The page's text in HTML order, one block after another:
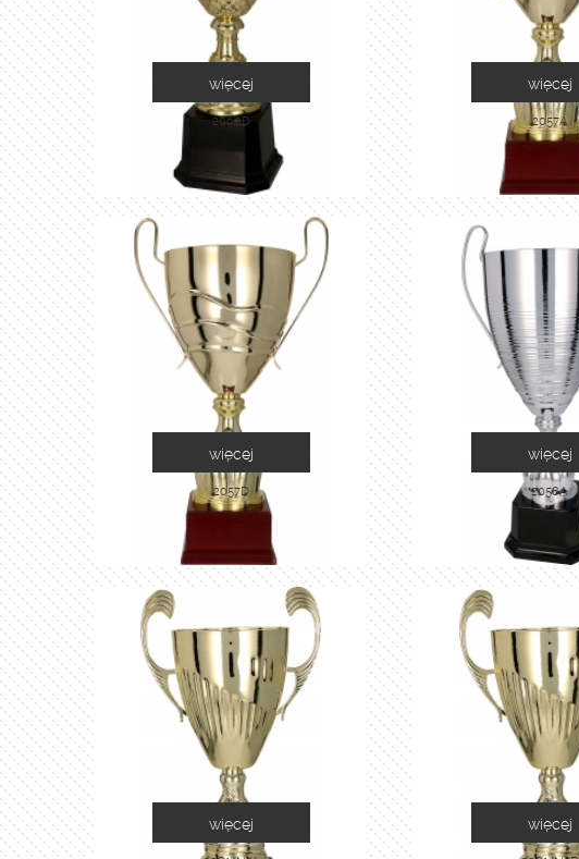
2060D
więcej
2057A
więcej
2057D
więcej
2058A
więcej
więcej więcej